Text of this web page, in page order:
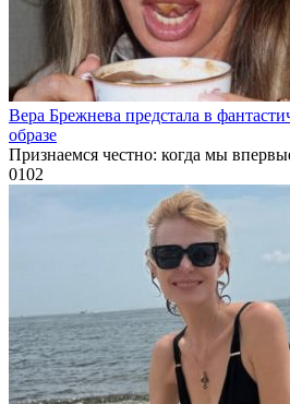
Вера Брежнева предстала в
образе
Признаемся честно: когда мы
0102